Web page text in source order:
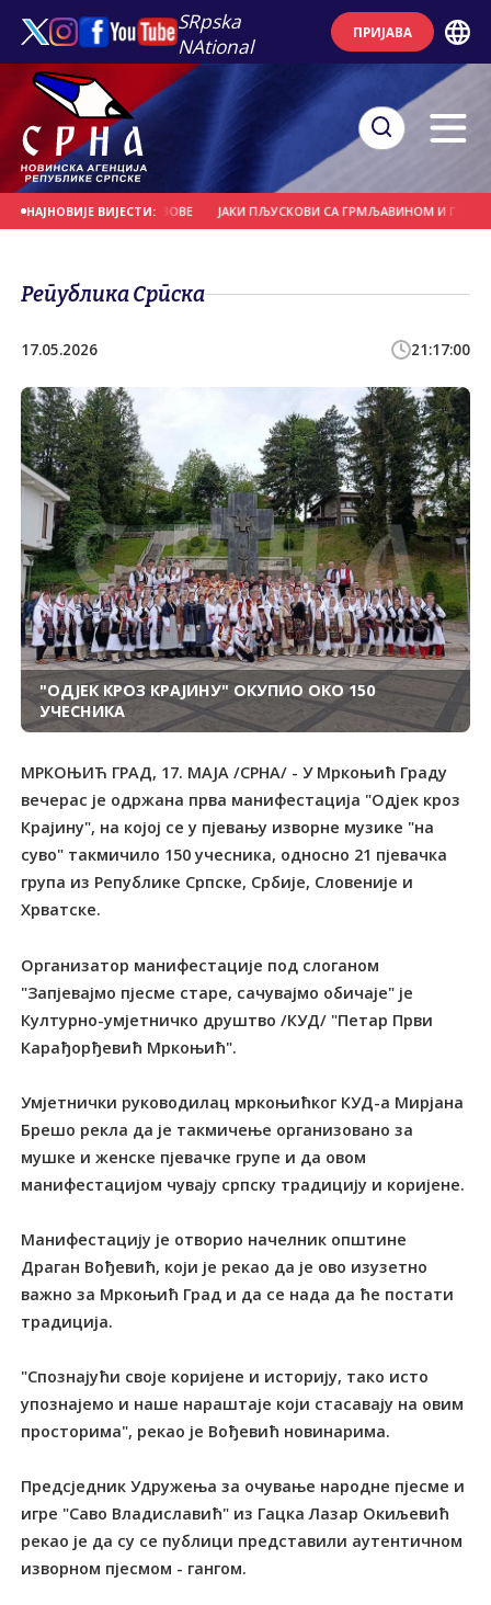
SRpska
NAtional
ПРИЈАВА
НАЈНОВИЈЕ ВИЈЕСТИ:
И НОСИЛА КРОВОВЕ ЈАКИ ПЉУСКОВИ СА ГРМЉАВИНОМ И ГРАДОМ У
Република Српска
17.05.2026 21:17:00
"ОДЈЕК КРОЗ КРАЈИНУ" ОКУПИО ОКО 150
УЧЕСНИКА
МРКОЊИЋ ГРАД, 17. МАЈА /СРНА/ - У Мркоњић Граду
вечерас је одржана прва манифестација "Одјек кроз
Крајину", на којој се у пјевању изворне музике "на
суво" такмичило 150 учесника, односно 21 пјевачка
група из Републике Српске, Србије, Словеније и
Хрватске.
Организатор манифестације под слоганом
"Запјевајмо пјесме старе, сачувајмо обичаје" је
Културно-умјетничко друштво /КУД/ "Петар Први
Карађорђевић Мркоњић".
Умјетнички руководилац мркоњићког КУД-а Мирјана
Брешо рекла да је такмичење организовано за
мушке и женске пјевачке групе и да овом
манифестацијом чувају српску традицију и коријене.
Манифестацију је отворио начелник општине
Драган Вођевић, који је рекао да је ово изузетно
важно за Мркоњић Град и да се нада да ће постати
традиција.
"Спознајући своје коријене и историју, тако исто
упознајемо и наше нараштаје који стасавају на овим
просторима", рекао је Вођевић новинарима.
Предсједник Удружења за очување народне пјесме и
игре "Саво Владиславић" из Гацка Лазар Окиљевић
рекао је да су се публици представили аутентичном
изворном пјесмом - гангом.